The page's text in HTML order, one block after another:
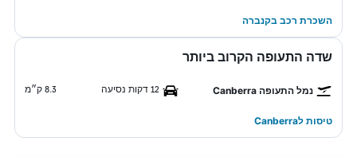
השכרת רכב בקנברה
שדה התעופה הקרוב ביותר
נמל התעופה Canberra 12 דקות נסיעה 8.3 ק״מ
טיסות לCanberra